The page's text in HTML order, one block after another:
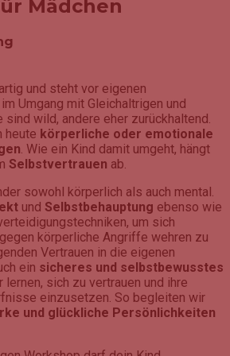
Mädchen
und steht vor eigenen
Umgang mit Gleichaltrigen und
sind wild, andere eher zurückhaltend.
heute körperliche oder emotionale
. Wie ein Kind damit umgeht, hängt
Selbstvertrauen ab.
sowohl körperlich als auch mental.
und Selbstbehauptung ebenso wie
um sich
körperliche Angriffe wehren zu
Vertrauen in die eigenen
ein sicheres und selbstbewusstes
lernen, sich zu vertrauen und ihre
einzusetzen. So begleiten wir
und glückliche Persönlichkeiten